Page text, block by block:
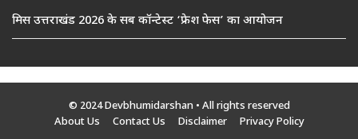
मिस उत्तराखंड 2026 के सब कॉन्टेस्ट ‘फ्रेश फेस’ का आयोजन
© 2024 Devbhumidarshan • All rights reserved
About Us
Contact Us Disclaimer Privacy Policy